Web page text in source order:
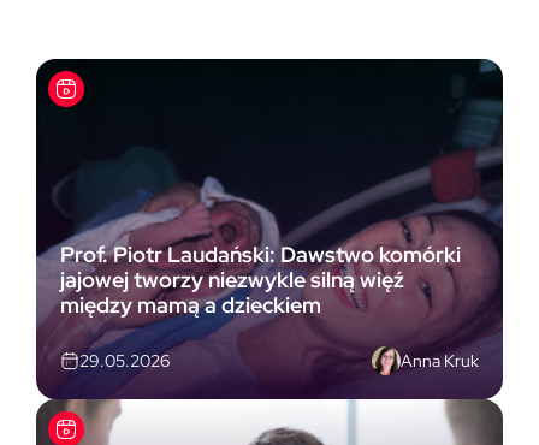
Prof. Piotr Laudański: Dawstwo komórki
jajowej tworzy niezwykle silną więź
między mamą a dzieckiem
29.05.2026 Anna Kruk